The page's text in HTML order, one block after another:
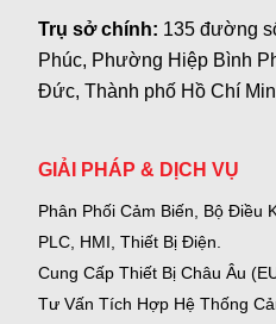
Trụ sở chính: 135 đường
Phúc, Phường Hiệp Bình
Đức, Thành phố Hồ Chí
GIẢI PHÁP & DỊCH VỤ
Phân Phối Cảm Biến, Bộ Điều
PLC, HMI, Thiết Bị Điện.
Cung Cấp Thiết Bị Châu Âu
Tư Vấn Tích Hợp Hệ Thống